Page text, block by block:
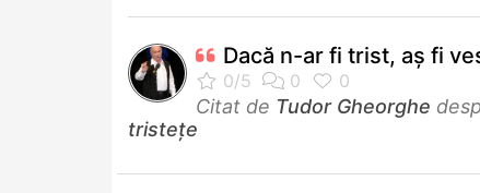
Dacă n-ar fi trist, aş fi
Citat de Tudor Gheorghe
tristețe